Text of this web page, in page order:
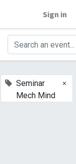
Sign in
Seminar
Mech Mind
×